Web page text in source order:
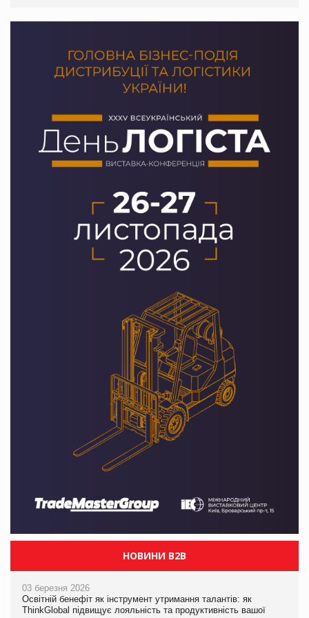
НОВИНИ B2B
03 березня 2026
Освітній бенефіт як інструмент утримання талантів: як
ThinkGlobal підвищує лояльність та продуктивність вашої